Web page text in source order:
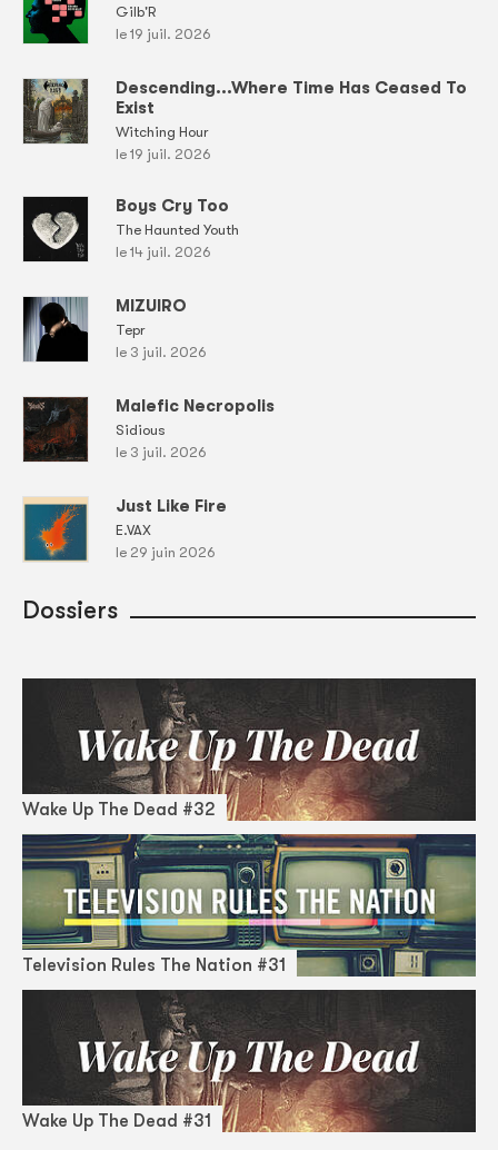
Gilb'R
le 19 juil. 2026
Descending...Where Time Has Ceased To
Exist
Witching Hour
le 19 juil. 2026
Boys Cry Too
The Haunted Youth
le 14 juil. 2026
MIZUIRO
Tepr
le 3 juil. 2026
Malefic Necropolis
Sidious
le 3 juil. 2026
Just Like Fire
E.VAX
le 29 juin 2026
Dossiers
Wake Up The Dead #32
Television Rules The Nation #31
Wake Up The Dead #31